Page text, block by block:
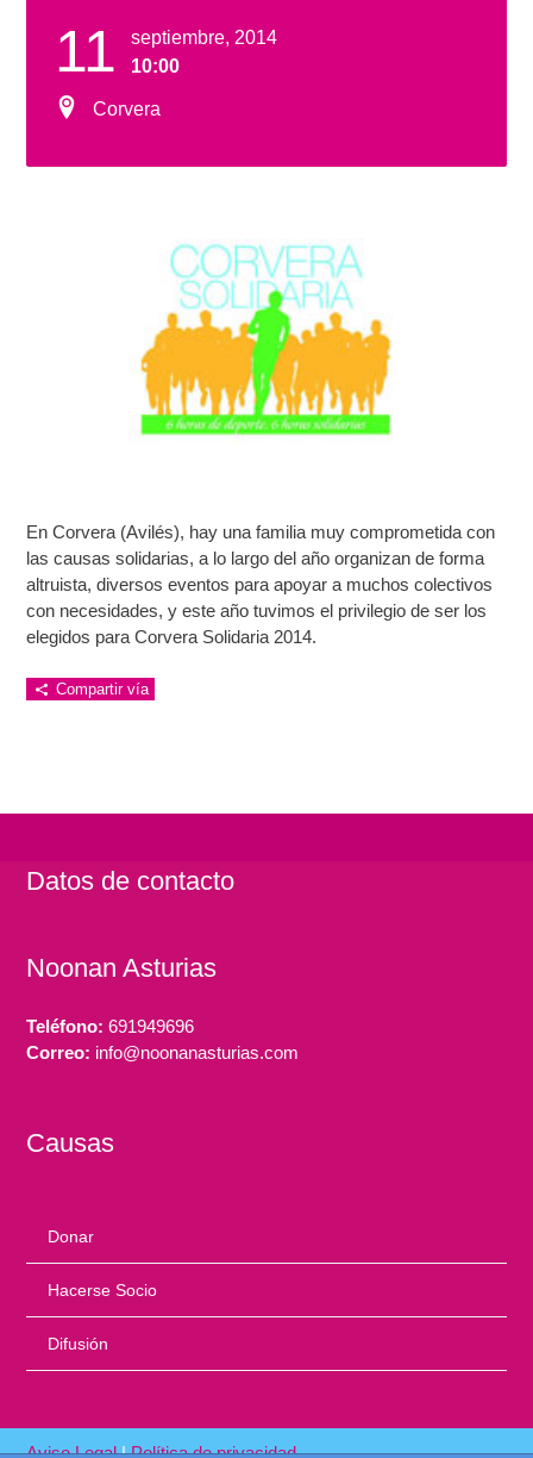
11
septiembre, 2014
10:00
Corvera
En Corvera (Avilés), hay una familia muy comprometida con
las causas solidarias, a lo largo del año organizan de forma
altruista, diversos eventos para apoyar a muchos colectivos
con necesidades, y este año tuvimos el privilegio de ser los
elegidos para Corvera Solidaria 2014.
Compartir vía
Datos de contacto
Noonan Asturias
Teléfono: 691949696
Correo: info@noonanasturias.com
Causas
Donar
Hacerse Socio
Difusión
Aviso Legal|Política de privacidad